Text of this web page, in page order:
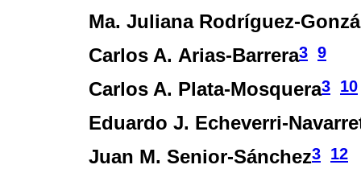
Ma. Juliana Rodríguez-
Carlos A. Arias-Barrera3 9
Carlos A. Plata-Mosquera3 10
Eduardo J. Echeverri-
Juan M. Senior-Sánchez3 12